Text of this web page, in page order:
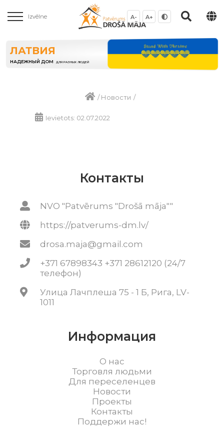
Izvēlne A- A+
ЛАТВИЯ
НАДЕЖНЫЙ ДОМ ДЛЯ РАЗНЫХ ЛЮДЕЙ
/Новости /
Ievietots: 02.07.2022
Контакты
NVO "Patvērums "Drošā māja""
https://patverums-dm.lv/
drosa.maja@gmail.com
+371 67898343 +371 28612120 (24/7
телефон)
Улица Лачплеша 75 - 1 Б, Рига, LV-
1011
Информация
О нас
Торговля людьми
Для переселенцев
Новости
Проекты
Контакты
Поддержи нас!